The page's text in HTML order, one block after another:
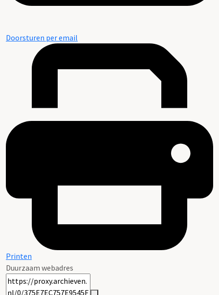
Doorsturen per email
Printen
Duurzaam webadres